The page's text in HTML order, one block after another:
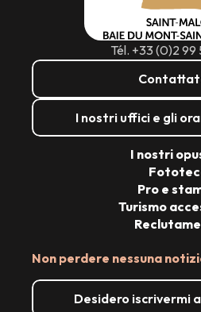
Tél. +33 (0)2 99
I nostri uffici e gli
Non perdere nessuna
Desidero iscrivermi
I nostri
Pro e
Turismo